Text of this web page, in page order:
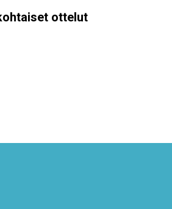
ottelut